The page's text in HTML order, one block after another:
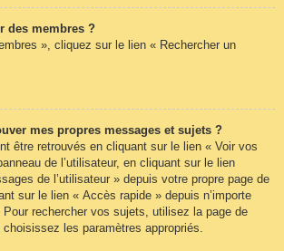
des membres ?
», cliquez sur le lien « Rechercher un
mes propres messages et sujets ?
être retrouvés en cliquant sur le lien « Voir vos
de l’utilisateur, en cliquant sur le lien
de l’utilisateur » depuis votre propre page de
sur le lien « Accès rapide » depuis n’importe
rechercher vos sujets, utilisez la page de
les paramètres appropriés.